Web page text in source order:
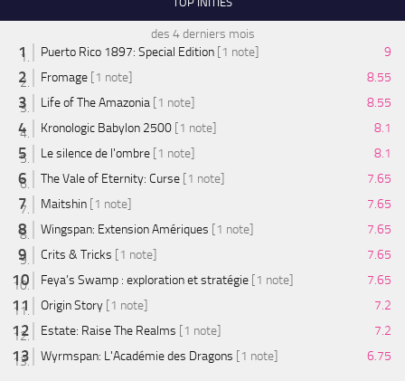
des 4 derniers mois
Puerto Rico 1897: Special Edition [1 note]
9
Fromage [1 note]
8.55
Life of The Amazonia [1 note]
8.55
Kronologic Babylon 2500 [1 note]
8.1
Le silence de l'ombre [1 note]
8.1
The Vale of Eternity: Curse [1 note]
7.65
Maitshin [1 note]
7.65
Wingspan: Extension Amériques [1 note]
7.65
Crits & Tricks [1 note]
7.65
Feya’s Swamp : exploration et stratégie [1 note]
7.65
Origin Story [1 note]
7.2
Estate: Raise The Realms [1 note]
7.2
Wyrmspan: L'Académie des Dragons [1 note] 6.75